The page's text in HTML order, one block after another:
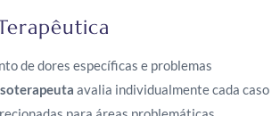
de dores específicas e problemas
avalia individualmente cada caso